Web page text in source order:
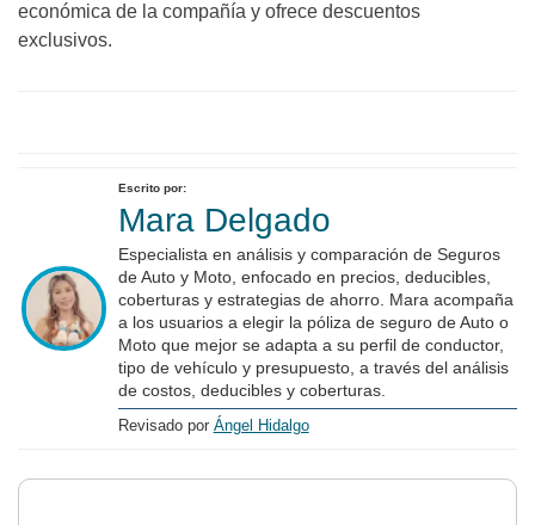
económica de la compañía y ofrece descuentos
exclusivos.
Escrito por:
Mara Delgado
Especialista en análisis y comparación de Seguros
de Auto y Moto, enfocado en precios, deducibles,
coberturas y estrategias de ahorro. Mara acompaña
a los usuarios a elegir la póliza de seguro de Auto o
Moto que mejor se adapta a su perfil de conductor,
tipo de vehículo y presupuesto, a través del análisis
de costos, deducibles y coberturas.
Revisado por Ángel Hidalgo